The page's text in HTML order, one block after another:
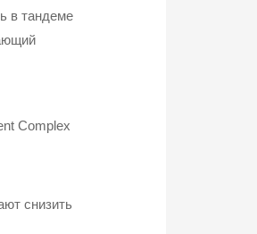
в тандеме
Complex
снизить